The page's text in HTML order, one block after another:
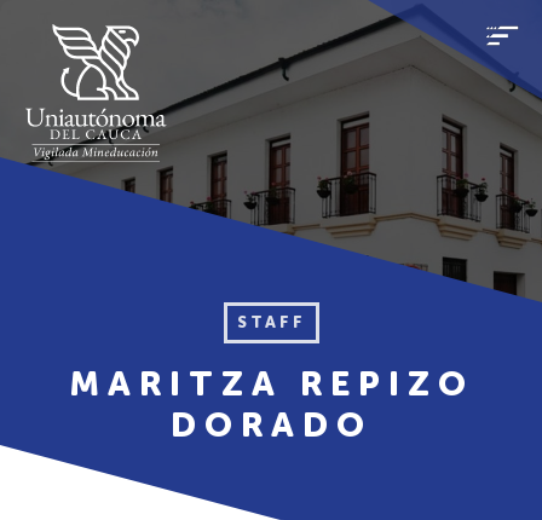
STAFF
MARITZA REPIZO
DORADO